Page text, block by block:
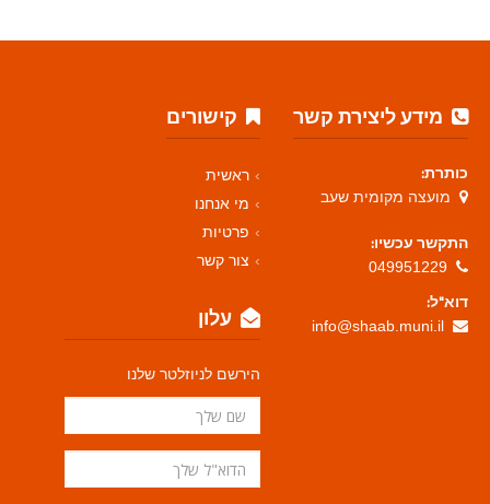
מידע ליצירת קשר
כותרת:
מועצה מקומית שעב
התקשר עכשיו:
049951229
דוא"ל:
info@shaab.muni.il
קישורים
ראשית
מי אנחנו
פרטיות
צור קשר
עלון
הירשם לניוזלטר שלנו